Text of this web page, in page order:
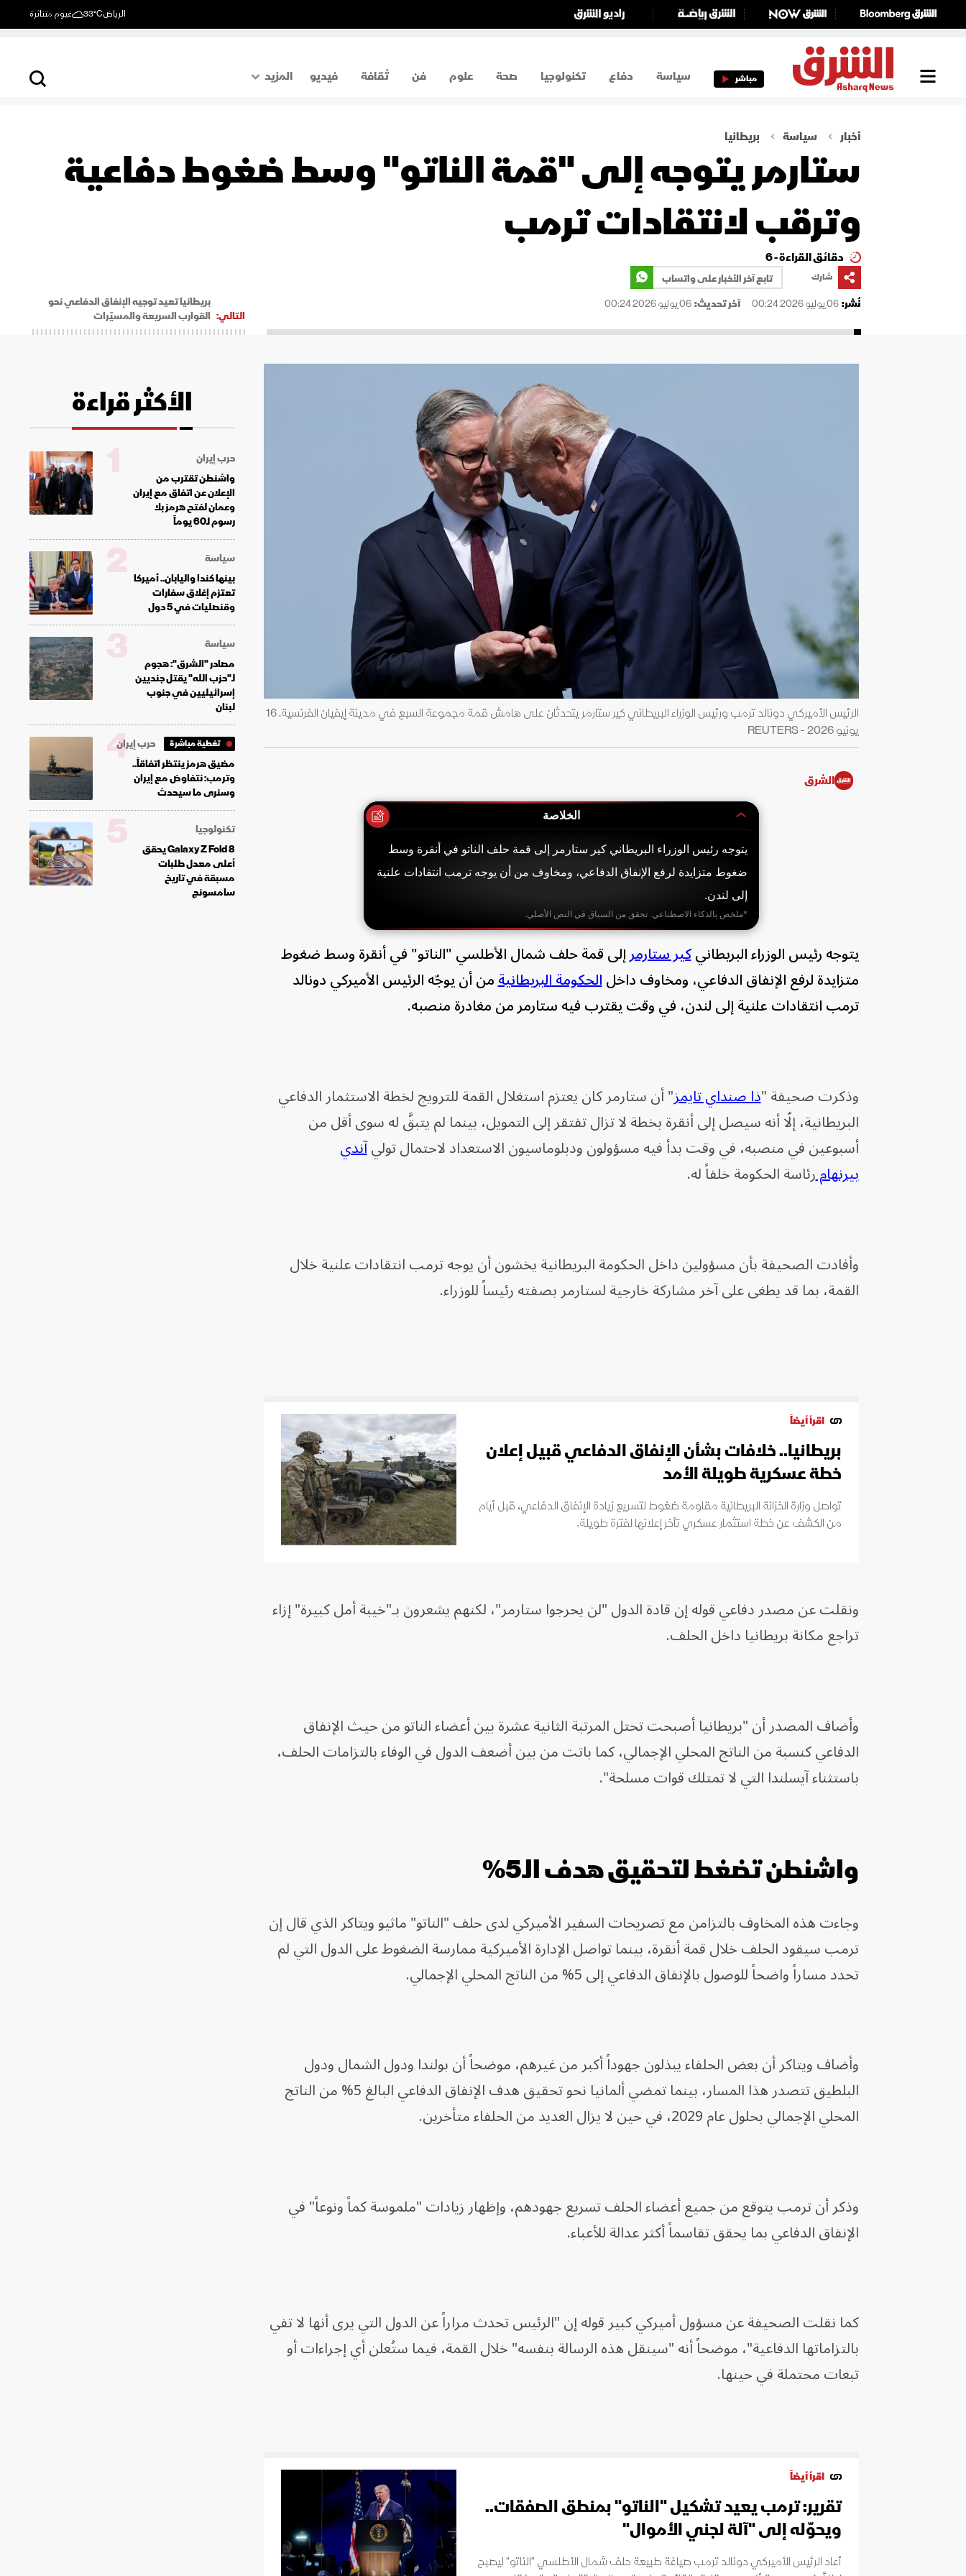
الرياض33°C غيوم متناثرة
مباشر سياسة دفاع تكنولوجيا صحة علوم فن ثقافة فيديو
المزيد
اقتصاد
أخبار سياسة بريطانيا
ستارمر يتوجه إلى "قمة الناتو" وسط ضغوط دفاعية
وترقب لانتقادات ترمب
دقائق القراءة - 6
شارك
تابع آخر الأخبار على واتساب
نُشر:06 يوليو 2026 00:24 آخر تحديث:06 يوليو 2026 00:24
التالي:
بريطانيا تعيد توجيه الإنفاق الدفاعي نحو
القوارب السريعة والمسيّرات
الرئيس الأميركي دونالد ترمب ورئيس الوزراء البريطاني كير ستارمر يتحدثان على هامش قمة مجموعة السبع في مدينة إيفيان الفرنسية. 16
يونيو 2026 - REUTERS
الشرق
الخلاصة
يتوجه رئيس الوزراء البريطاني كير ستارمر إلى قمة حلف الناتو في أنقرة وسط
ضغوط متزايدة لرفع الإنفاق الدفاعي، ومخاوف من أن يوجه ترمب انتقادات علنية
إلى لندن.
*ملخص بالذكاء الاصطناعي. تحقق من السياق في النص الأصلي.
يتوجه رئيس الوزراء البريطانيكير ستارمرإلى قمة حلف شمال الأطلسي "الناتو" في أنقرة وسط ضغوط
متزايدة لرفع الإنفاق الدفاعي، ومخاوف داخلالحكومة البريطانيةمن أن يوجّه الرئيس الأميركي دونالد
ترمب انتقادات علنية إلى لندن، في وقت يقترب فيه ستارمر من مغادرة منصبه.
وذكرت صحيفة "ذا صنداي تايمز" أن ستارمر كان يعتزم استغلال القمة للترويج لخطة الاستثمار الدفاعي
البريطانية، إلّا أنه سيصل إلى أنقرة بخطة لا تزال تفتقر إلى التمويل، بينما لم يتبقَّ له سوى أقل من
أسبوعين في منصبه، في وقت بدأ فيه مسؤولون ودبلوماسيون الاستعداد لاحتمال توليآندي
بيرنهامرئاسة الحكومة خلفاً له.
وأفادت الصحيفة بأن مسؤولين داخل الحكومة البريطانية يخشون أن يوجه ترمب انتقادات علنية خلال
القمة، بما قد يطغى على آخر مشاركة خارجية لستارمر بصفته رئيساً للوزراء.
اقرأ أيضاً
بريطانيا.. خلافات بشأن الإنفاق الدفاعي قبيل إعلان
خطة عسكرية طويلة الأمد
تواصل وزارة الخزانة البريطانية مقاومة ضغوط لتسريع زيادة الإنفاق الدفاعي، قبل أيام
من الكشف عن خطة استثمار عسكري تأخر إعلانها لفترة طويلة.
ونقلت عن مصدر دفاعي قوله إن قادة الدول "لن يحرجوا ستارمر"، لكنهم يشعرون بـ"خيبة أمل كبيرة" إزاء
تراجع مكانة بريطانيا داخل الحلف.
وأضاف المصدر أن "بريطانيا أصبحت تحتل المرتبة الثانية عشرة بين أعضاء الناتو من حيث الإنفاق
الدفاعي كنسبة من الناتج المحلي الإجمالي، كما باتت من بين أضعف الدول في الوفاء بالتزامات الحلف،
باستثناء آيسلندا التي لا تمتلك قوات مسلحة".
واشنطن تضغط لتحقيق هدف الـ5%
وجاءت هذه المخاوف بالتزامن مع تصريحات السفير الأميركي لدى حلف "الناتو" ماثيو ويتاكر الذي قال إن
ترمب سيقود الحلف خلال قمة أنقرة، بينما تواصل الإدارة الأميركية ممارسة الضغوط على الدول التي لم
تحدد مساراً واضحاً للوصول بالإنفاق الدفاعي إلى 5% من الناتج المحلي الإجمالي.
وأضاف ويتاكر أن بعض الحلفاء يبذلون جهوداً أكبر من غيرهم، موضحاً أن بولندا ودول الشمال ودول
البلطيق تتصدر هذا المسار، بينما تمضي ألمانيا نحو تحقيق هدف الإنفاق الدفاعي البالغ 5% من الناتج
المحلي الإجمالي بحلول عام 2029، في حين لا يزال العديد من الحلفاء متأخرين.
وذكر أن ترمب يتوقع من جميع أعضاء الحلف تسريع جهودهم، وإظهار زيادات "ملموسة كماً ونوعاً" في
الإنفاق الدفاعي بما يحقق تقاسماً أكثر عدالة للأعباء.
كما نقلت الصحيفة عن مسؤول أميركي كبير قوله إن "الرئيس تحدث مراراً عن الدول التي يرى أنها لا تفي
بالتزاماتها الدفاعية"، موضحاً أنه "سينقل هذه الرسالة بنفسه" خلال القمة، فيما ستُعلن أي إجراءات أو
تبعات محتملة في حينها.
اقرأ أيضاً
تقرير: ترمب يعيد تشكيل "الناتو" بمنطق الصفقات..
ويحوّله إلى "آلة لجني الأموال"
أعاد الرئيس الأميركي دونالد ترمب صياغة طبيعة حلف شمال الأطلسي "الناتو" ليصبح
الأكثر قراءة
حرب إيران
واشنطن تقترب من
الإعلان عن اتفاق مع إيران
وعمان لفتح هرمز بلا
رسوم لـ60 يوماً
1
سياسة
بينها كندا واليابان.. أميركا
تعتزم إغلاق سفارات
وقنصليات في 5 دول
2
سياسة
مصادر "الشرق": هجوم
لـ"حزب الله" يقتل جنديين
إسرائيليين في جنوب
لبنان
3
تغطية مباشرة
حرب إيران
مضيق هرمز ينتظر اتفاقاً..
وترمب: نتفاوض مع إيران
وسنرى ما سيحدث
4
تكنولوجيا
Galaxy Z Fold 8 يحقق
أعلى معدل طلبات
مسبقة في تاريخ
سامسونج
5